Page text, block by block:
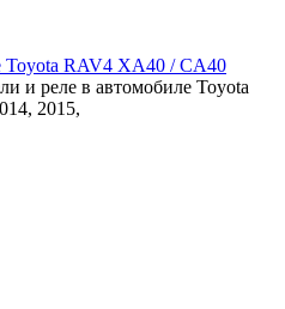
Toyota RAV4 XA40 / CA40
и реле в автомобиле Toyota
2015,